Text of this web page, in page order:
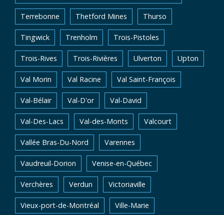
Terrebonne Thetford Mines Thurso
Tingwick Trenholm Trois-Pistoles
Trois-Rives Trois-Rivières Ulverton Upton
Val Morin Val Racine Val Saint-François
Val-Bélair Val-D'or Val-David
Val-Des-Lacs Val-des-Monts Valcourt
Vallée Bras-Du-Nord Varennes
Vaudreuil-Dorion Venise-en-Québec
Verchères Verdun Victoriaville
Vieux-port-de-Montréal Ville-Marie